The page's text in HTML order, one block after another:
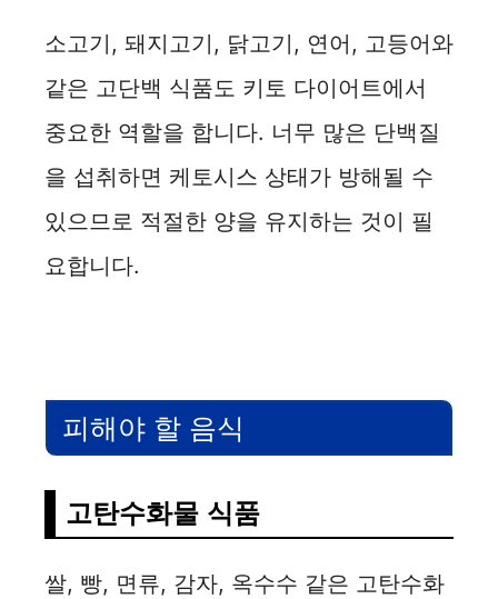
소고기, 돼지고기, 닭고기, 연어, 고등어와
같은 고단백 식품도 키토 다이어트에서
중요한 역할을 합니다. 너무 많은 단백질
을 섭취하면 케토시스 상태가 방해될 수
있으므로 적절한 양을 유지하는 것이 필
요합니다.
피해야 할 음식
고탄수화물 식품
쌀, 빵, 면류, 감자, 옥수수 같은 고탄수화